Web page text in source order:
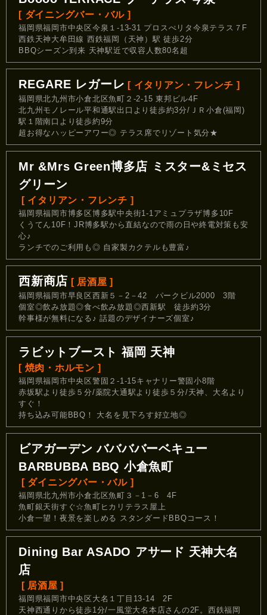
[ ダイニングバー・バル ]
福岡県福岡市中央区今泉１-13-31 プロスぺリタ今泉テラス７F
西鉄天神大牟田線 西鉄福岡（天神）駅 徒歩2分
BBQシーズン到来 天神駅近で収容人数80名超
REGARE レガーレ [ イタリアン・フレンチ ]
福岡県北九州市小倉北区魚町２-2-15 東邦ビル4F
北九州モノレール平和通駅出口より徒歩約3分/ＪＲ小倉(福岡)
駅１階南口より徒歩約9分
超お得なハッピーアワー◎ テラス席でリゾート気分★
Mr &Mrs Green博多店 ミスター&ミセス
グリーン
[ イタリアン・フレンチ ]
福岡県福岡市博多区博多駅中央街1-1アミュプラザ博多10F
くうてん10F！JR博多駅から直結なので雨の日や終電対策も安
心♪
ランチでのご利用も◎ 自家製カクテルも豊富♪
西新商店 [ 居酒屋 ]
福岡県福岡市早良区西新５－2－42 パークビル2000 3階
個室◎飲み放題◎食べ飲み放題◎西新駅 徒歩約3分
幹事様が無料になる♪ 話題のデザイナーズ個室♪
ラビットブースト 福岡 天神
[ 焼肉・ホルモン ]
福岡県福岡市中央区警固２-1-15キャナリー警固小8階
赤坂駅より徒歩５分/薬院大通駅より徒歩５分/天神、大名より
すぐ！
持ち込み可能BBQ！ 大名を見下ろす好立地◎
ビアガーデン ババババーベキュー
BARBUBBA BBQ 小倉魚町
[ ダイニングバー・バル ]
福岡県北九州市小倉北区魚町３－1－6 4F
魚町銀天街すぐ☆魚町ヒカリテラス屋上
小倉一望！夜景を楽しめる スタンダードBBQコース！
Dining Bar ASADO アサード 天神大名
店
[ 居酒屋 ]
福岡県福岡市中央区大名１丁目13-14 2F
天神西通りから徒歩1分/一風堂大名本店さんの2F。西鉄福岡